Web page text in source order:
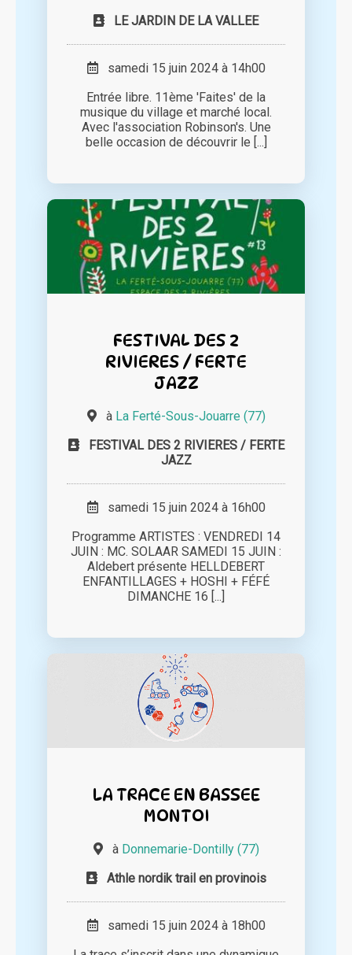
LE JARDIN DE LA VALLEE
samedi 15 juin 2024 à 14h00
Entrée libre. 11ème 'Faites' de la
musique du village et marché local.
Avec l'association Robinson's. Une
belle occasion de découvrir le [...]
FESTIVAL DES 2
RIVIERES / FERTE
JAZZ
à La Ferté-Sous-Jouarre (77)
FESTIVAL DES 2 RIVIERES / FERTE
JAZZ
samedi 15 juin 2024 à 16h00
Programme ARTISTES : VENDREDI 14
JUIN : MC. SOLAAR SAMEDI 15 JUIN :
Aldebert présente HELLDEBERT
ENFANTILLAGES + HOSHI + FÉFÉ
DIMANCHE 16 [...]
LA TRACE EN BASSEE
MONTOI
à Donnemarie-Dontilly (77)
Athle nordik trail en provinois
samedi 15 juin 2024 à 18h00